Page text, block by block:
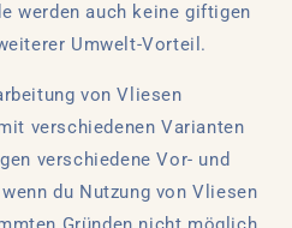
werden auch keine giftigen
Umwelt-Vorteil.
von Vliesen
verschiedenen Varianten
verschiedene Vor- und
du Nutzung von Vliesen